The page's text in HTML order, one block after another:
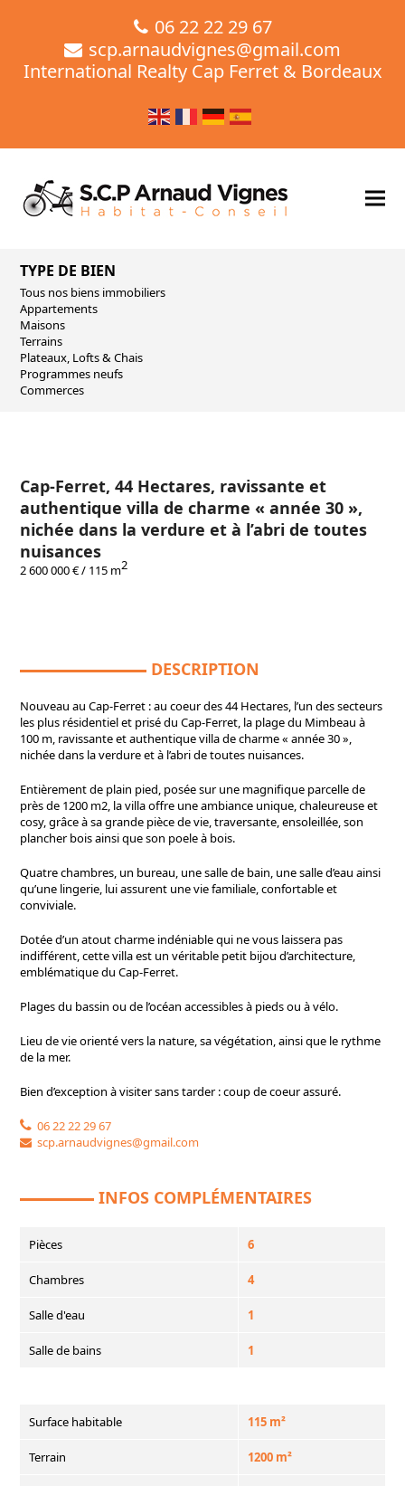
06 22 22 29 67
scp.arnaudvignes@gmail.com
International Realty Cap Ferret & Bordeaux
TYPE DE BIEN
Tous nos biens immobiliers
Appartements
Maisons
Terrains
Plateaux, Lofts & Chais
Programmes neufs
Commerces
Cap-Ferret, 44 Hectares, ravissante et
authentique villa de charme « année 30 »,
nichée dans la verdure et à l’abri de toutes
nuisances
2 600 000 € / 115 m2
DESCRIPTION
Nouveau au Cap-Ferret : au coeur des 44 Hectares, l’un des secteurs
les plus résidentiel et prisé du Cap-Ferret, la plage du Mimbeau à
100 m, ravissante et authentique villa de charme « année 30 »,
nichée dans la verdure et à l’abri de toutes nuisances.
Entièrement de plain pied, posée sur une magnifique parcelle de
près de 1200 m2, la villa offre une ambiance unique, chaleureuse et
cosy, grâce à sa grande pièce de vie, traversante, ensoleillée, son
plancher bois ainsi que son poele à bois.
Quatre chambres, un bureau, une salle de bain, une salle d’eau ainsi
qu’une lingerie, lui assurent une vie familiale, confortable et
conviviale.
Dotée d’un atout charme indéniable qui ne vous laissera pas
indifférent, cette villa est un véritable petit bijou d’architecture,
emblématique du Cap-Ferret.
Plages du bassin ou de l’océan accessibles à pieds ou à vélo.
Lieu de vie orienté vers la nature, sa végétation, ainsi que le rythme
de la mer.
Bien d’exception à visiter sans tarder : coup de coeur assuré.
06 22 22 29 67
scp.arnaudvignes@gmail.com
INFOS COMPLÉMENTAIRES
Pièces 6
Chambres 4
Salle d'eau 1
Salle de bains 1
Surface habitable 115 m²
Terrain 1200 m²